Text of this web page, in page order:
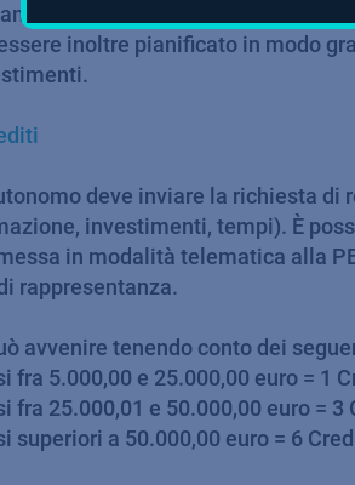
grazie al contributo pubblico
inoltre pianificato in modo
deve inviare la richiesta
investimenti, tempi). È
in modalità telematica alla
rappresentanza.
avvenire tenendo conto dei
5.000,00 e 25.000,00 euro = 1
fra 25.000,01 e 50.000,00 euro = 3
superiori a 50.000,00 euro = 6